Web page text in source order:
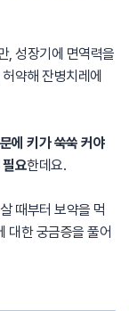
, 성장기에 면역력을
약해 잔병치레에
에 키가 쑥쑥 커야
요한데요.
때부터 보약을 먹
대한 궁금증을 풀어